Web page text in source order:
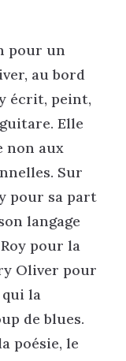
pour un
au bord
écrit, peint,
Elle
non aux
Sur
pour sa part
langage
pour la
Oliver pour
la
de blues.
poésie, le